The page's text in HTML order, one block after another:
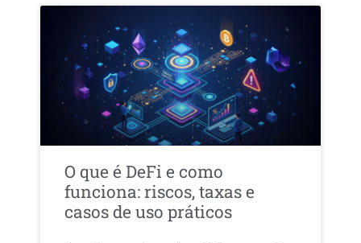
O que é DeFi e como
funciona: riscos, taxas e
casos de uso práticos